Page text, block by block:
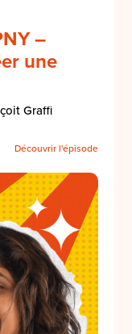
–
une
Graffi
Découvrir l'épisode